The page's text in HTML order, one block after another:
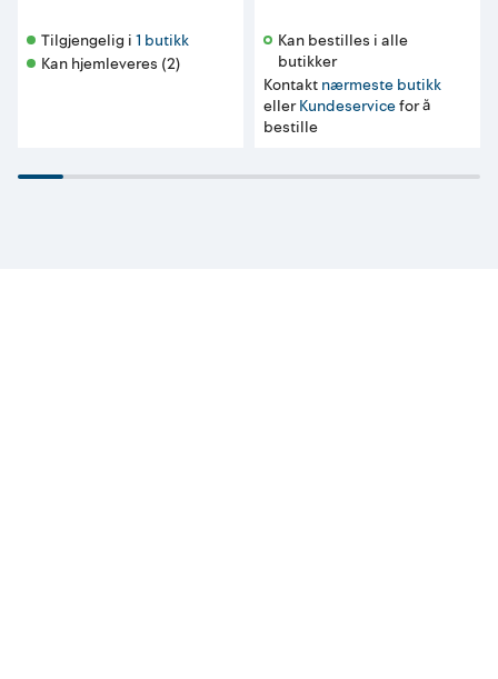
Tilgjengelig i 1 butikk
Kan hjemleveres (2)
Kan bestilles i alle
butikker
Kontakt nærmeste butikk
ellerKundeservicefor å
bestille